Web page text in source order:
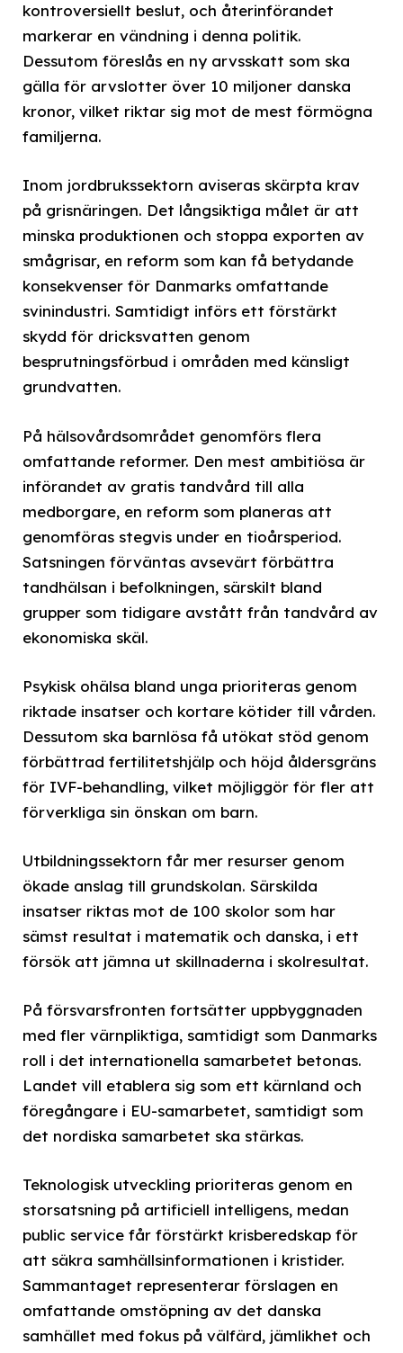
kontroversiellt beslut, och återinförandet
markerar en vändning i denna politik.
Dessutom föreslås en ny arvsskatt som ska
gälla för arvslotter över 10 miljoner danska
kronor, vilket riktar sig mot de mest förmögna
familjerna.
Inom jordbrukssektorn aviseras skärpta krav
på grisnäringen. Det långsiktiga målet är att
minska produktionen och stoppa exporten av
smågrisar, en reform som kan få betydande
konsekvenser för Danmarks omfattande
svinindustri. Samtidigt införs ett förstärkt
skydd för dricksvatten genom
besprutningsförbud i områden med känsligt
grundvatten.
På hälsovårdsområdet genomförs flera
omfattande reformer. Den mest ambitiösa är
införandet av gratis tandvård till alla
medborgare, en reform som planeras att
genomföras stegvis under en tioårsperiod.
Satsningen förväntas avsevärt förbättra
tandhälsan i befolkningen, särskilt bland
grupper som tidigare avstått från tandvård av
ekonomiska skäl.
Psykisk ohälsa bland unga prioriteras genom
riktade insatser och kortare kötider till vården.
Dessutom ska barnlösa få utökat stöd genom
förbättrad fertilitetshjälp och höjd åldersgräns
för IVF-behandling, vilket möjliggör för fler att
förverkliga sin önskan om barn.
Utbildningssektorn får mer resurser genom
ökade anslag till grundskolan. Särskilda
insatser riktas mot de 100 skolor som har
sämst resultat i matematik och danska, i ett
försök att jämna ut skillnaderna i skolresultat.
På försvarsfronten fortsätter uppbyggnaden
med fler värnpliktiga, samtidigt som Danmarks
roll i det internationella samarbetet betonas.
Landet vill etablera sig som ett kärnland och
föregångare i EU-samarbetet, samtidigt som
det nordiska samarbetet ska stärkas.
Teknologisk utveckling prioriteras genom en
storsatsning på artificiell intelligens, medan
public service får förstärkt krisberedskap för
att säkra samhällsinformationen i kristider.
Sammantaget representerar förslagen en
omfattande omstöpning av det danska
samhället med fokus på välfärd, jämlikhet och